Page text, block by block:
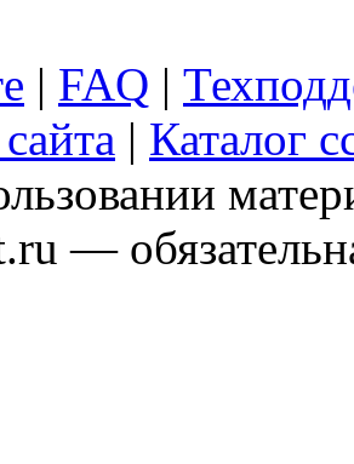
| FAQ |
| Каталог
—